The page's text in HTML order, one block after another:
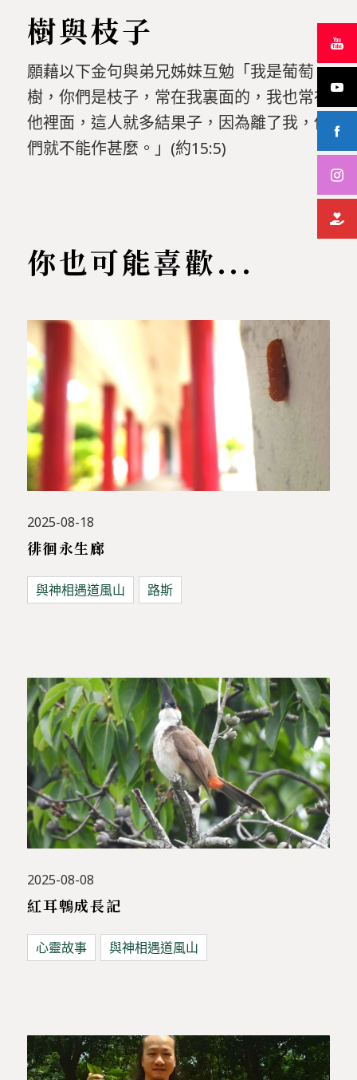
樹與枝子
願藉以下金句與弟兄姊妹互勉「我是葡萄
樹，你們是枝子，常在我裏面的，我也常在
他裡面，這人就多結果子，因為離了我，你
們就不能作甚麼。」 (約15:5)
你也可能喜歡...
2025-08-18
徘徊永生廊
與神相遇道風山 路斯
2025-08-08
紅耳鵯成長記
心靈故事 與神相遇道風山